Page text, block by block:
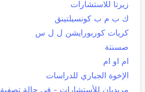
زيرتا للاستشارات
ك ب م ب كونسيلتينق
كريات كوربورايشن ل ل س
صسنتة
ام او ام
الإخوة الجباري للدراسات
مريديان للأستشارات - في حالة تصفية